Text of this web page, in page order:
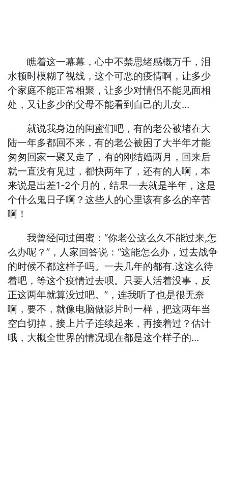
瞧着这一幕幕，心中不禁思绪感概万千，泪
水顿时模糊了视线，这个可恶的疫情啊，让多少
个家庭不能正常相聚，让多少对情侣不能见面相
处，又让多少的父母不能看到自己的儿女...
就说我身边的闺蜜们吧，有的老公被堵在大
陆一年多都回不来，有的老公被困了大半年才能
匆匆回家一聚又走了，有的刚结婚两月，回来后
就一直没有见过，都快两年了，还有的人啊，本
来说是出差1-2个月的，结果一去就是半年，这是
个什么鬼日子啊？这些人的心里该有多么的辛苦
啊！
我曾经问过闺蜜：“你老公这么久不能过来,怎
么办呢？”，人家回答说：“这能怎么办，过去战争
的时候不都这样子吗。一去几年的都有.这这么待
着吧，等这个疫情过去呗。只要人活着没事，反
正这两年就算没过吧。”，连我听了也是很无奈
啊，要不，就像电脑做影片时一样，把这两年当
空白切掉，接上片子连续起来，再接着过？估计
哦，大概全世界的情况现在都是这个样子的...